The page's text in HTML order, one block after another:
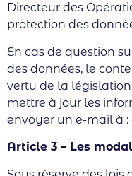
Directeur des
protection des
En cas de question
des données, le
vertu de la
mettre à jour les
envoyer un e-mail à :
Article 3 – Les